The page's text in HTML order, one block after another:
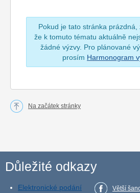
Pokud je tato stránka prázdná,
že k tomuto tématu aktuálně
žádné výzvy. Pro plánované
prosím Harmonogram
Na začátek stránky
Důležité odkazy
Elektronické podání
Větší